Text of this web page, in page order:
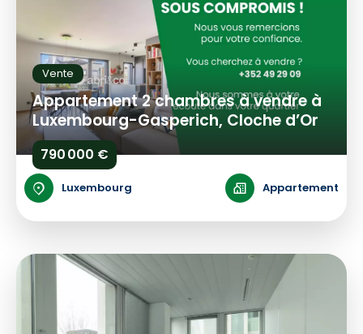
Vente
Appartement 2 chambres à vendre à
Luxembourg-Gasperich, Cloche d’Or
790 000 €
Luxembourg Appartement